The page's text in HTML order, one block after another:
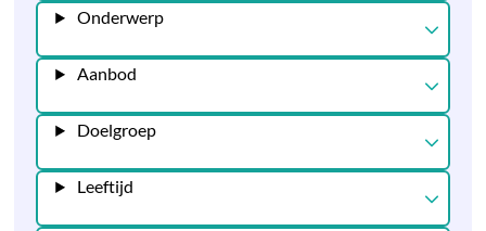
Onderwerp
Aanbod
Doelgroep
Leeftijd